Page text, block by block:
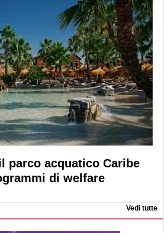
parco acquatico Caribe
di welfare
Vedi tutte